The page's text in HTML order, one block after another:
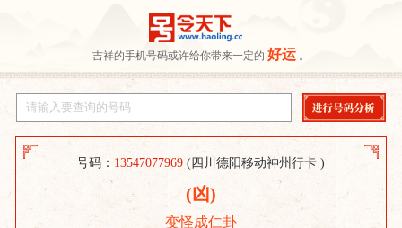
吉祥的手机号码或许给你带来一定的 好运 。
号码： 13547077969 (四川德阳移动神州行卡 )
(凶)
变怪成仁卦